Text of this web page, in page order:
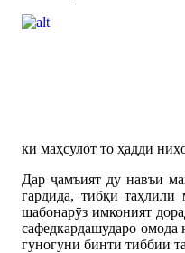
ки маҳсулот то ҳадди
Дар ҷамъият ду навъи
гардида, тибқи таҳлили
шабонарӯз имконият
сафедкардашударо омода
гуногуни бинти тиббии